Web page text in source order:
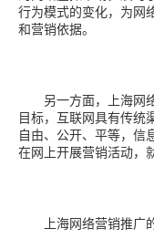
行为模式的变化，为网
和营销依据。
另一方面，上海网络
目标，互联网具有传统
自由、公开、平等，信
在网上开展营销活动，
上海网络营销推广